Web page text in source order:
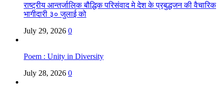
राष्ट्रीय आन्तर्जालिक बौद्धिक परिसंवाद मे देश के प्रबुद्धजन की वैचारिक
भागीदारी ३० जुलाई को
July 29, 2026 0
Poem : Unity in Diversity
July 28, 2026 0